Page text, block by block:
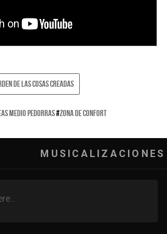
DE LAS COSAS CREADAS
MEDIO PEDORRAS#ZONA DE CONFORT
MUSICALIZACIONES